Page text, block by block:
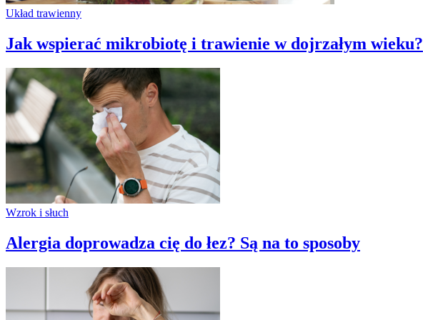
Układ trawienny
Jak wspierać mikrobiotę i trawienie w dojrzałym wieku?
Wzrok i słuch
Alergia doprowadza cię do łez? Są na to sposoby